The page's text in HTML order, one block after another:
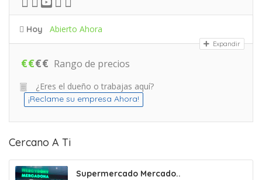
Hoy Abierto Ahora
Expandir
€€€€ Rango de precios
¿Eres el dueño o trabajas aquí?
¡Reclame su empresa Ahora!
Cercano A Ti
Supermercado Mercado..